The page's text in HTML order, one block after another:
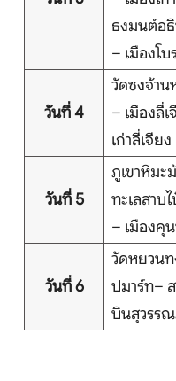
ทัวร์ในประเทศ
จัดกรุ๊ปในประเทศ
เรือเจ้าพระยา
ติดต่อเรา
ธงมนต์อ
– เมืองโ
วันที่ 4
วัดซงจ้าน
– เมืองลี่
เก่าลี่เจียง
วันที่ 5
ภูเขาหิมะ
ทะเลสาบ
– เมืองคุ
วันที่ 6
วัดหยวน
ปมาร์ท–
บินสุวรร